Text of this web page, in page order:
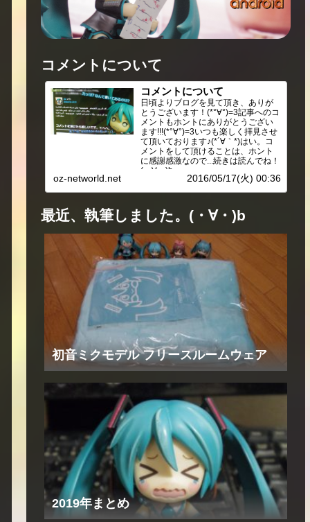
コメントについて
コメントについて
日頃よりブログを見て頂き、ありが
とうございます！(*°∀°)=3記事へのコ
メントもホントにありがとうござい
ます!!!(*°∀°)=3いつも楽しく拝見させ
て頂いております♪(*´∀｀*)はい。コ
メントをして頂けることは、ホント
に感謝感激なので...続きは読んでね！
(・∀・)b
oz-networld.net 2016/05/17(火) 00:36
最近、執筆しました。(・∀・)b
初音ミクモデル フリースルームウェア
2019年まとめ